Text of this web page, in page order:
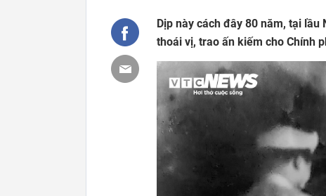
Dịp này cách đây 80 năm, tại
thoái vị, trao ấn kiếm cho Chính